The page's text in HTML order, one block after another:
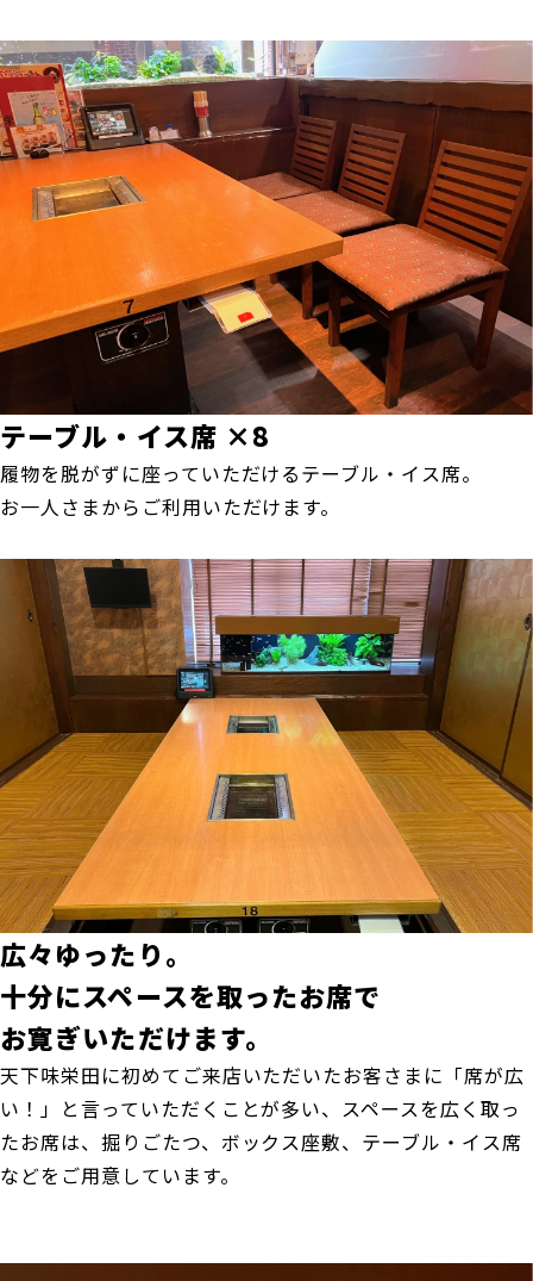
テーブル・イス席 ×8
履物を脱がずに座っていただけるテーブル・イス席。
お一人さまからご利用いただけます。
広々ゆったり。
十分にスペースを取ったお席で
お寛ぎいただけます。
天下味栄田に初めてご来店いただいたお客さまに「席が広
い！」と言っていただくことが多い、スペースを広く取っ
たお席は、掘りごたつ、ボックス座敷、テーブル・イス席
などをご用意しています。